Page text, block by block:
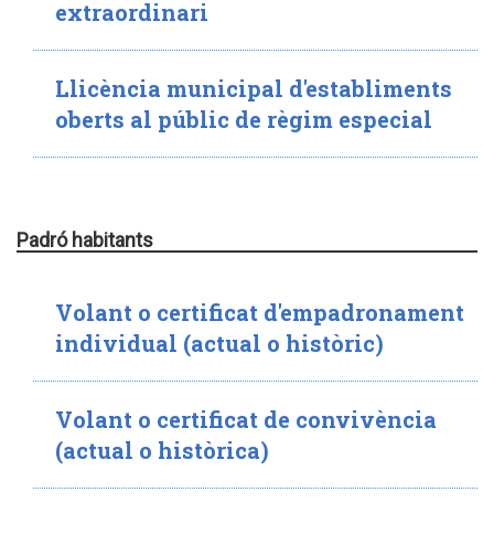
extraordinari
Llicència municipal d'establiments
oberts al públic de règim especial
Padró habitants
Volant o certificat d'empadronament
individual (actual o històric)
Volant o certificat de convivència
(actual o històrica)